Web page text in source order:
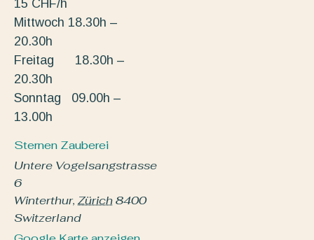
15 CHF/h
Mittwoch 18.30h –
20.30h
Freitag 18.30h –
20.30h
Sonntag 09.00h –
13.00h
Sternen Zauberei
Untere Vogelsangstrasse
6
Winterthur, Zürich8400
Switzerland